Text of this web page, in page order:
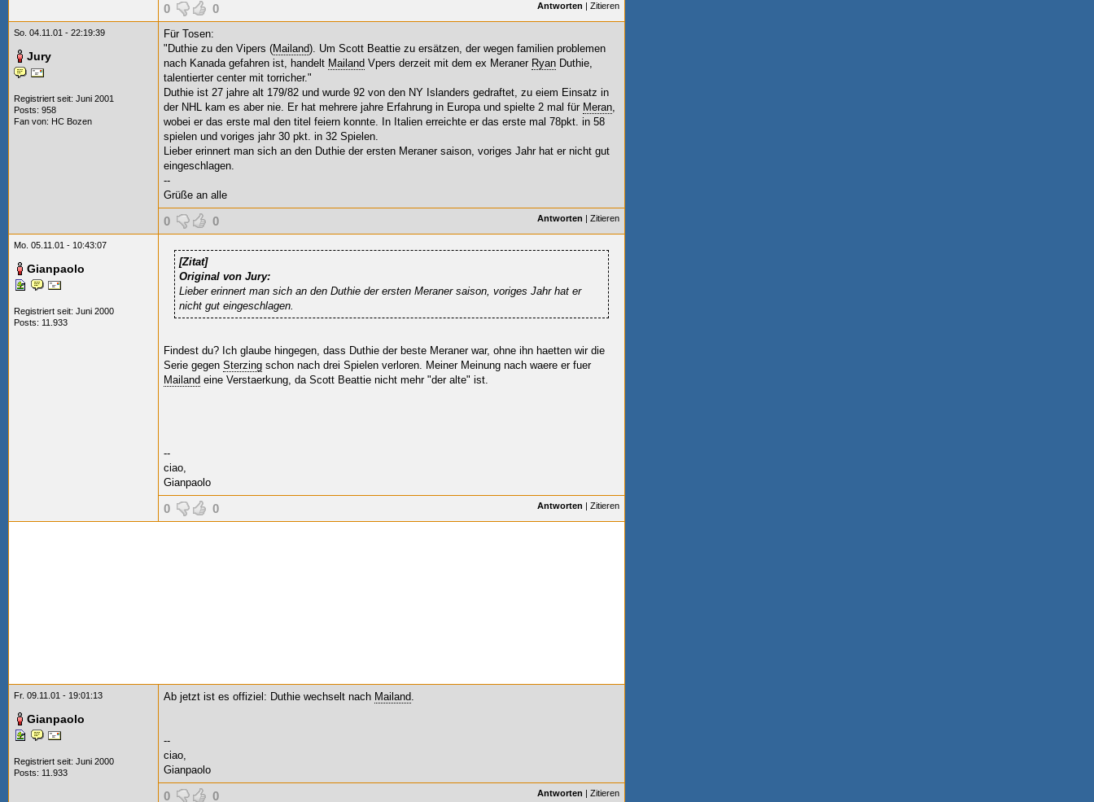
0 0 Antworten | Zitieren
So. 04.11.01 - 22:19:39
Jury
Registriert seit: Juni 2001
Posts: 958
Fan von: HC Bozen
Für Tosen:
"Duthie zu den Vipers (Mailand). Um Scott Beattie zu ersätzen, der wegen familien problemen
nach Kanada gefahren ist, handelt Mailand Vpers derzeit mit dem ex Meraner Ryan Duthie,
talentierter center mit torricher."
Duthie ist 27 jahre alt 179/82 und wurde 92 von den NY Islanders gedraftet, zu eiem Einsatz in
der NHL kam es aber nie. Er hat mehrere jahre Erfahrung in Europa und spielte 2 mal für Meran,
wobei er das erste mal den titel feiern konnte. In Italien erreichte er das erste mal 78pkt. in 58
spielen und voriges jahr 30 pkt. in 32 Spielen.
Lieber erinnert man sich an den Duthie der ersten Meraner saison, voriges Jahr hat er nicht gut
eingeschlagen.
--
Grüße an alle
0 0 Antworten | Zitieren
Mo. 05.11.01 - 10:43:07
Gianpaolo
Registriert seit: Juni 2000
Posts: 11.933
[Zitat]
Original von Jury:
Lieber erinnert man sich an den Duthie der ersten Meraner saison, voriges Jahr hat er
nicht gut eingeschlagen.
Findest du? Ich glaube hingegen, dass Duthie der beste Meraner war, ohne ihn haetten wir die
Serie gegen Sterzing schon nach drei Spielen verloren. Meiner Meinung nach waere er fuer
Mailand eine Verstaerkung, da Scott Beattie nicht mehr "der alte" ist.
--
ciao,
Gianpaolo
0 0 Antworten | Zitieren
Fr. 09.11.01 - 19:01:13
Gianpaolo
Registriert seit: Juni 2000
Posts: 11.933
Ab jetzt ist es offiziel: Duthie wechselt nach Mailand.
--
ciao,
Gianpaolo
0 0 Antworten | Zitieren